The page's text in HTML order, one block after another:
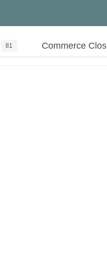
81 Commerce Clos